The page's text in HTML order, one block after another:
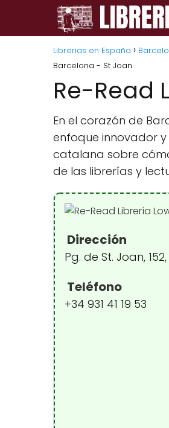
Librerias en España
Barcelona - St Joan
Re-Read
En el corazón de
enfoque innovador
catalana sobre
de las librerías y
Dirección
Pg. de St. Joan,
Teléfono
+34 931 41 19 53